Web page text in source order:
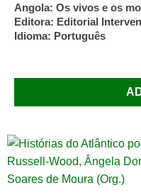
Angola: Os vivos e os
Editora: Editorial
Idioma: Português